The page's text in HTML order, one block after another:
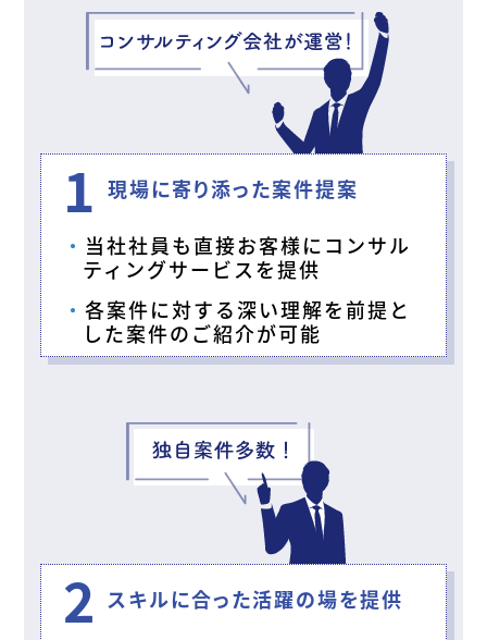
1 現場に寄り添った案件提案
当社社員も直接お客様にコンサル
ティングサービスを提供
各案件に対する深い理解を前提と
した案件のご紹介が可能
2 スキルに合った活躍の場を提供